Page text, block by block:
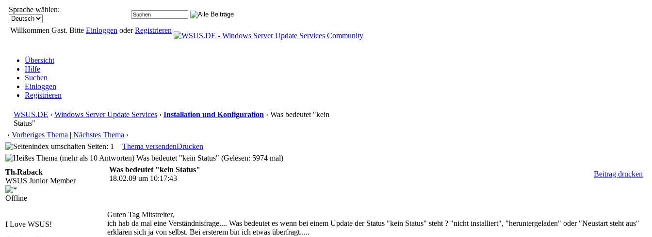
Sprache wählen:
Willkommen Gast. Bitte Einloggen oderRegistrieren
Übersicht
Hilfe
Suchen
Einloggen
Registrieren
WSUS.DE › Windows Server Update Services › Installation und Konfiguration › Was bedeutet "kein
Status"
‹ Vorheriges Thema | Nächstes Thema ›
Seiten: 1
Thema versendenDrucken
Was bedeutet "kein Status" (Gelesen: 5974 mal)
Th.Raback
WSUS Junior Member
Offline
I Love WSUS!
Was bedeutet "kein Status"
18.02.09 um 10:17:43
Beitrag drucken
Guten Tag Mitstreiter,
ich hab da mal eine Verständnisfrage.... Was bedeutet es wenn bei einem Update der Status "kein Status" steht ? "nicht installiert", "heruntergeladen" oder "Neustart steht aus"
erklären sich ja von selbst. Bei ersterem bin ich etwas überfragt.....